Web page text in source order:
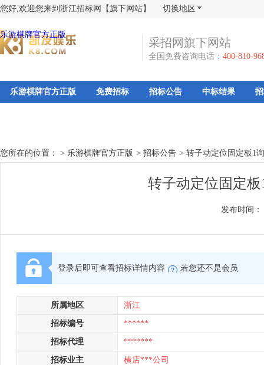
您好,欢迎您来到浙江招标网【旗下网站】 切换地区
乐游棋牌官方正版
采招网旗下网站
全国免费咨询电话： 400-810-
乐游棋牌官方正版 免费招标 招标公告 中标结果
您所在的位置： > 乐游棋牌官方正版 > 招标公告 > 转子动定位固定板1
转子动定位固定
发布时间：
登录后即可查看招标详情内容 若您还不是会员
所属地区 浙江
招标编号 ******
招标代理 *******
招标业主 横店***公司